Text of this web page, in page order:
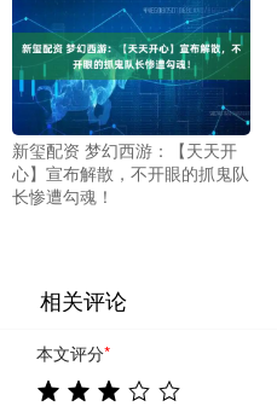
新玺配资 梦幻西游：【天天开
心】宣布解散，不开眼的抓鬼队
长惨遭勾魂！
相关评论
本文评分*